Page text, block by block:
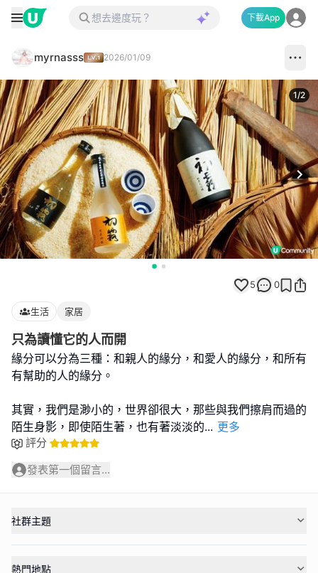
下載App
myrnasss 2026/01/09
1/2
5 0
生活 家居
只為讀懂它的人而開
緣分可以分為三種：和親人的緣分，和愛人的緣分，和所有
有幫助的人的緣分。
其實，我們是渺小的，世界卻很大，那些與我們擦肩而過的
陌生身影，即使陌生著，也有著淡淡的... 更多
評分
發表第一個留言...
社群主題
熱門地點